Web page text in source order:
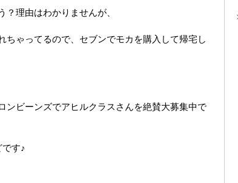
理由はわかりませんが、
ちゃってるので、セブンでモカを購入して帰宅し
ビーンズでアヒルクラスさんを絶賛大募集中で
す♪